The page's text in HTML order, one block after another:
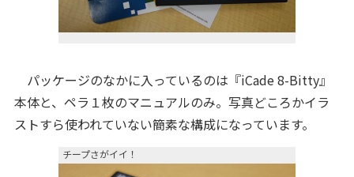
パッケージのなかに入っているのは『iCade 8-Bitty』
本体と、ペラ１枚のマニュアルのみ。写真どころかイラ
ストすら使われていない簡素な構成になっています。
チープさがイイ！